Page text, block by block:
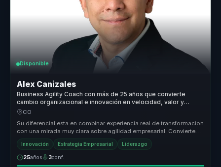
Disponible
Alex Canizales
Business Agility Coach con más de 25 años que convierte
cambio organizacional e innovación en velocidad, valor y
liderazgo adaptable para empresas.
CO
Su diferencial esta en combinar experiencia real de transformacion
con una mirada muy clara sobre agilidad empresarial. Convierte
concept...
Innovación Estrategia Empresarial Liderazgo
25años 3conf.